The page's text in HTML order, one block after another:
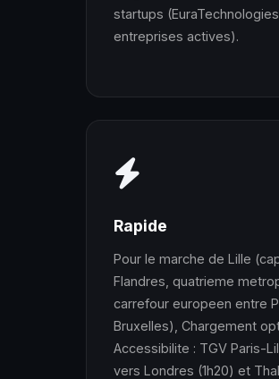
startups
entreprises actives).
Rapide
Pour le marche de Lille
Flandres, quatrieme
carrefour europeen entre
Bruxelles), Chargement
Accessibilite : TGV Paris-
vers Londres (1h20) et